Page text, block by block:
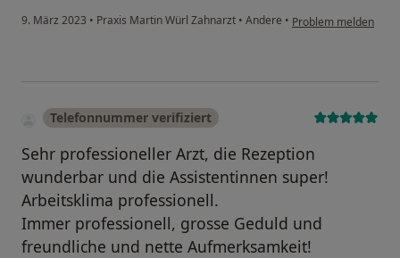
9. März 2023 • Praxis Martin Würl Zahnarzt • Andere • Problem melden
Telefonnummer verifiziert
Sehr professioneller Arzt, die Rezeption
wunderbar und die Assistentinnen super!
Arbeitsklima professionell.
Immer professionell, grosse Geduld und
freundliche und nette Aufmerksamkeit!